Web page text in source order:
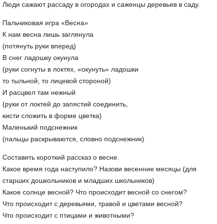
Люди сажают рассаду в огородах и саженцы деревьев в саду.
Пальчиковая игра «Весна»
К нам весна лишь заглянула
(потянуть руки вперед)
В снег ладошку окунула
(руки согнуты в локтях, «окунуть» ладошки
то тыльной, то лицевой стороной)
И расцвел там нежный
(руки от локтей до запястий соединить,
кисти сложить в форме цветка)
Маленький подснежник
(пальцы раскрываются, словно подснежник)
Составить короткий рассказ о весне.
Какое время года наступило? Назови весенние месяцы (для
старших дошкольников и младших школьников)
Какое солнце весной? Что происходит весной со снегом?
Что происходит с деревьями, травой и цветами весной?
Что происходит с птицами и животными?